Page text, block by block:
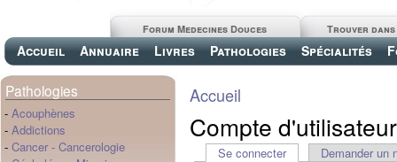
Accueil Annuaire Livres Pathologies Spécialités
Trouver
Forum Medecines Douces
Pathologies
- Acouphènes
- Addictions
- Cancer - Cancerologie
Accueil
Compte d'utilisateur
Se connecter Demander un